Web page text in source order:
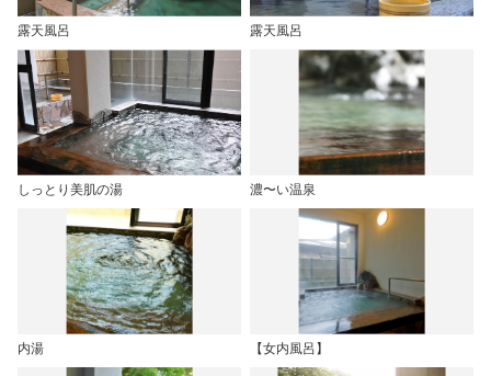
露天風呂 露天風呂
しっとり美肌の湯 濃〜い温泉
内湯 【女内風呂】